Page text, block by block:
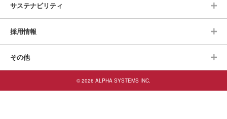
サステナビリティ
採用情報
その他
© 2026 ALPHA SYSTEMS INC.